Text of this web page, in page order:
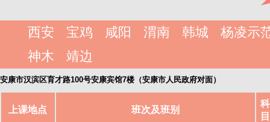
西安 宝鸡 咸阳 渭南 韩城
杨凌示
神木
靖边
安康市汉滨区育才路100号安康宾馆7楼（安康市人民政府对面）
上课地点 班次及班别
科
目